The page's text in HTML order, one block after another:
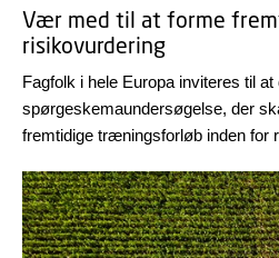
Vær med til at forme
risikovurdering
Fagfolk i hele Europa inviteres til at
spørgeskemaundersøgelse, der
fremtidige træningsforløb inden for
Assessment Survey er åben frem
formål at indsamle personlige
planlægningen af træning i 2026 og